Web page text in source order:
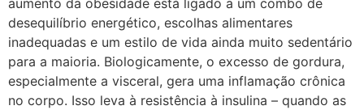
aumento da obesidade está ligado a um combo de
desequilíbrio energético, escolhas alimentares
inadequadas e um estilo de vida ainda muito sedentário
para a maioria. Biologicamente, o excesso de gordura,
especialmente a visceral, gera uma inflamação crônica
no corpo. Isso leva à resistência à insulina – quando as